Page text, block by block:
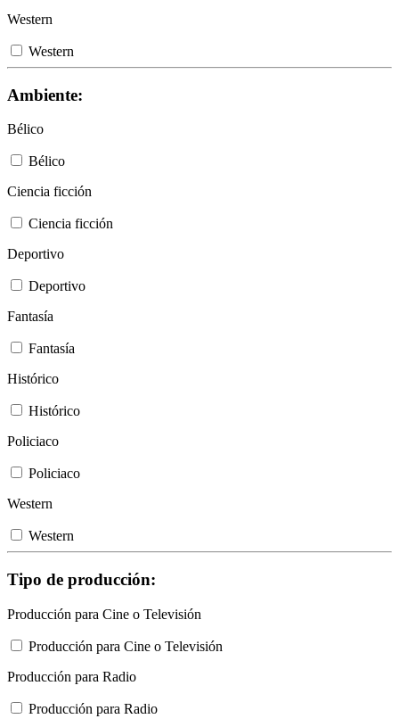
Western
Western
Ambiente:
Bélico
Bélico
Ciencia ficción
Ciencia ficción
Deportivo
Deportivo
Fantasía
Fantasía
Histórico
Histórico
Policiaco
Policiaco
Western
Western
Tipo de producción:
Producción para Cine o Televisión
Producción para Cine o Televisión
Producción para Radio
Producción para Radio